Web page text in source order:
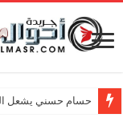
حسام حسني يشعل